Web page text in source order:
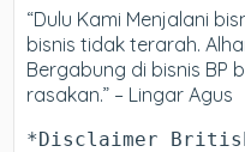
“Dulu Kami Menjalani
bisnis tidak terarah.
Bergabung di bisnis BP
rasakan.” – Lingar Agus
*Disclaimer